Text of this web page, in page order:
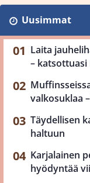
Uusimmat
Laita
–
valkosuklaa
Täydellisen
haltuun
Karjalainen
hyödyntää